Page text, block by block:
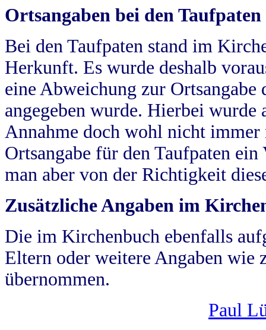
Ortsangaben bei den Taufpaten
Bei den Taufpaten stand im
Herkunft. Es wurde deshalb
eine Abweichung zur
angegeben wurde. Hierbei wurde
Annahme doch wohl nicht
Ortsangabe für den Taufpaten
man aber von der Richtigkeit
Zusätzliche Angaben im
Die im Kirchenbuch ebenfalls
Eltern oder weitere Angaben wie
übernommen.
Paul